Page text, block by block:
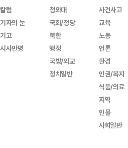
칼럼
기자의 눈
기고
시사만평
청와대
국회/정당
북한
행정
국방/외교
정치일반
사건사고
교육
노동
언론
환경
인권/복지
식품/의료
지역
인물
사회일반